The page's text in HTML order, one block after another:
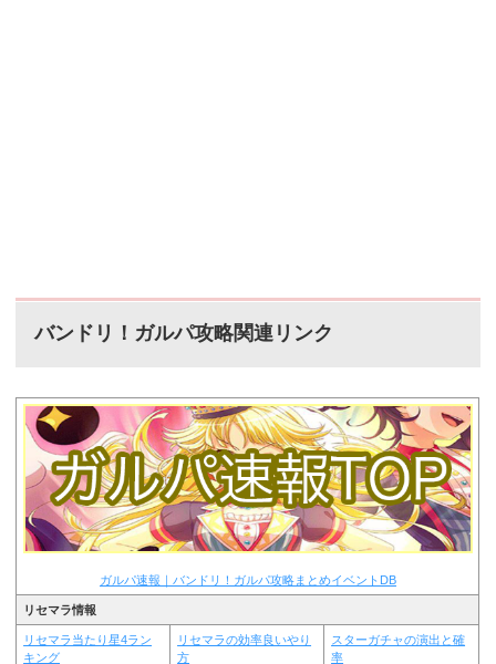
バンドリ！ガルパ攻略関連リンク
ガルパ速報｜バンドリ！ガルパ攻略まとめイベントDB
リセマラ情報
リセマラ当たり星4ラン
キング
リセマラの効率良いやり
方
スターガチャの演出と確
率